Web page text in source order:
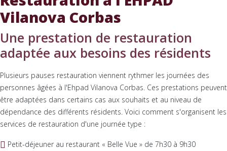
Vilanova Corbas
Une prestation de restauration
adaptée aux besoins des résidents
Plusieurs pauses restauration viennent rythmer les journées des
personnes âgées à l'Ehpad Vilanova Corbas. Ces prestations peuvent
être adaptées dans certains cas aux souhaits et au niveau de
dépendance des différents résidents. Voici comment s'organisent les
services de restauration d'une journée type :
Petit-déjeuner au restaurant « Belle Vue » de 7h30 à 9h30